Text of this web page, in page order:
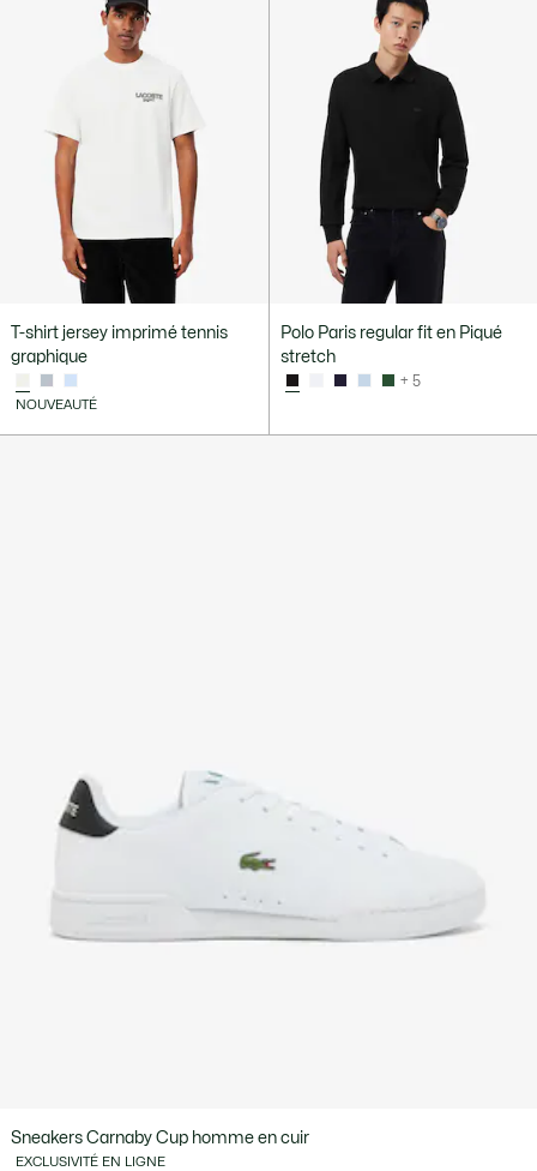
T-shirt jersey imprimé tennis
graphique
NOUVEAUTÉ
Polo Paris regular fit en Piqué
stretch
+ 5
Sneakers Carnaby Cup homme en cuir
EXCLUSIVITÉ EN LIGNE